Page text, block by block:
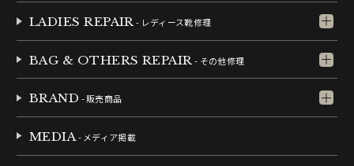
LADIES REPAIR- レディース靴修理
BAG & OTHERS REPAIR - その他修理
BRAND - 販売商品
MEDIA- メディア掲載